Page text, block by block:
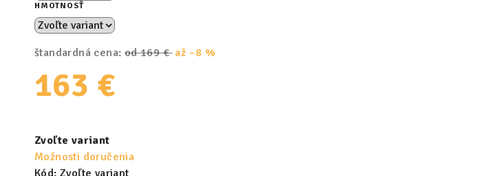
HMOTNOSŤ
štandardná cena: od 169 € až –8 %
163 €
cena:
Zvoľte variant
Možnosti doručenia
Kód: Zvoľte variant